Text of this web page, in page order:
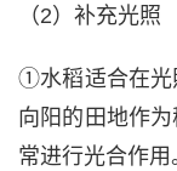
（2）补充光照
①水稻适合在光
向阳的田地作
常进行光合作用